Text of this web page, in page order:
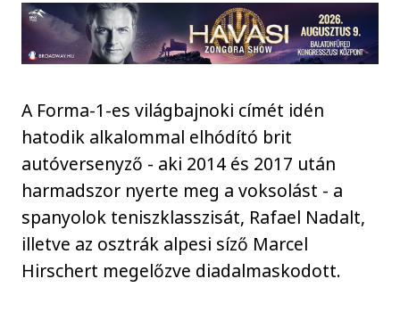
A Forma-1-es világbajnoki címét idén
hatodik alkalommal elhódító brit
autóversenyző - aki 2014 és 2017 után
harmadszor nyerte meg a voksolást - a
spanyolok teniszklasszisát, Rafael Nadalt,
illetve az osztrák alpesi síző Marcel
Hirschert megelőzve diadalmaskodott.